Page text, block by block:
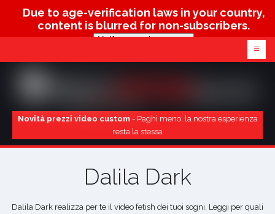
Due to age-verification laws in your country,
content is blurred for non-subscribers.
Verify age & view content
≡
Novità prezzi video custom- Paghi meno, la nostra esperienza
resta la stessa
Dalila Dark
Dalila Dark realizza per te il video fetish dei tuoi sogni. Leggi per quali